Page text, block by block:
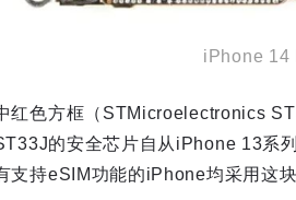
iPhone 14
红色方框（STMicroelectronics
的安全芯片自从iPhone 13系
支持eSIM功能的iPhone均采用这块